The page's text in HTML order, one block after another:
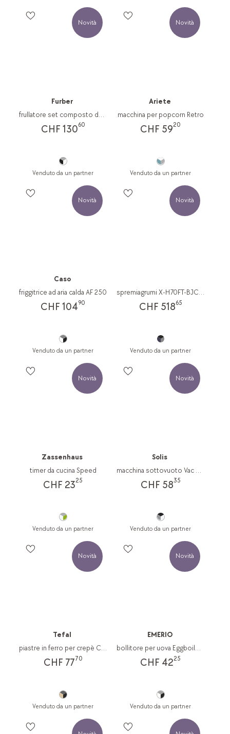
Novità
Furber
frullatore set composto da diversi articoli Hepburn
CHF 13060
Venduto da un partner
Novità
Ariete
macchina per popcorn Retro
CHF 5920
Venduto da un partner
Novità
Caso
friggitrice ad aria calda AF 250
CHF 10490
Venduto da un partner
Novità
spremiagrumi X-H70FT-BJC06TG
CHF 51865
Venduto da un partner
Novità
Zassenhaus
timer da cucina Speed
CHF 2325
Venduto da un partner
Novità
Solis
macchina sottovuoto Vac Quick
CHF 5835
Venduto da un partner
Novità
Tefal
piastre in ferro per crepè Convivials
CHF 7770
Venduto da un partner
Novità
EMERIO
bollitore per uova Eggboiler 400
CHF 4225
Venduto da un partner